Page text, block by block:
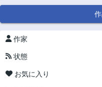
作家
状態
お気に入り